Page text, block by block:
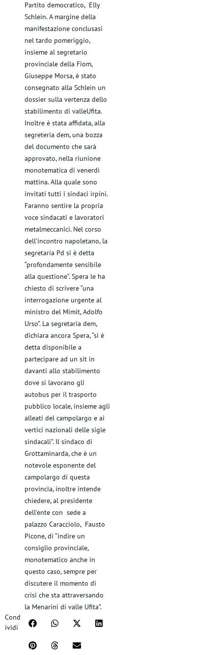
Partito democratico, Elly
Schlein. A margine della
manifestazione conclusasi
nel tardo pomeriggio,
insieme al segretario
provinciale della Fiom,
Giuseppe Morsa, è stato
consegnato alla Schlein un
dossier sulla vertenza dello
stabilimento di valleUfita.
Inoltre è stata affidata, alla
segreteria dem, una bozza
del documento che sarà
approvato, nella riunione
monotematica di venerdì
mattina. Alla quale sono
invitati tutti i sindaci irpini.
Faranno sentire la propria
voce sindacati e lavoratori
metalmeccanici. Nel corso
dell’incontro napoletano, la
segretaria Pd si è detta
“profondamente sensibile
alla questione”. Spera le ha
chiesto di scrivere “una
interrogazione urgente al
ministro del Mimit, Adolfo
Urso”. La segretaria dem,
dichiara ancora Spera, “si è
detta disponibile a
partecipare ad un sit in
davanti allo stabilimento
dove si lavorano gli
autobus per il trasporto
pubblico locale, insieme agli
alleati del campolargo e ai
vertici nazionali delle sigle
sindacali”. Il sindaco di
Grottaminarda, che è un
notevole esponente del
campolargo di questa
provincia, inoltre intende
chiedere, al presidente
dell’ente con sede a
palazzo Caracciolo, Fausto
Picone, di “indire un
consiglio provinciale,
monotematico anche in
questo caso, sempre per
discutere il momento di
crisi che sta attraversando
la Menarini di valle Ufita”.
Cond
ividi